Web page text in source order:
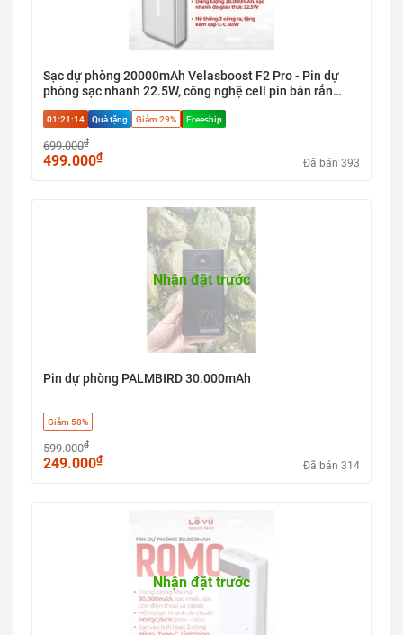
Sạc dự phòng 20000mAh Velasboost F2 Pro - Pin dự
phòng sạc nhanh 22.5W, công nghệ cell pin bán rắn
01:21:13 Quà tặng Giảm 29% Freeship
699.000₫
499.000₫ Đã bán 393
Nhận đặt trước
Pin dự phòng PALMBIRD 30.000mAh
Giảm 58%
599.000₫
249.000₫ Đã bán 314
Nhận đặt trước